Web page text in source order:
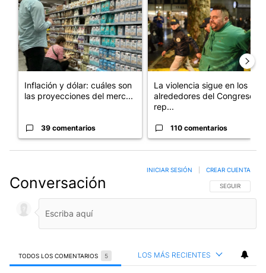
Inflación y dólar: cuáles son
las proyecciones del merc...
39 comentarios
La violencia sigue en los
alrededores del Congreso:
rep...
110 comentarios
Conversación SIGA ESTA
SEGUIR
INICIAR SESIÓN CREAR CUENTA
TODOS LOS COMENTARIOS 5 LOS MÁS RECIENTES